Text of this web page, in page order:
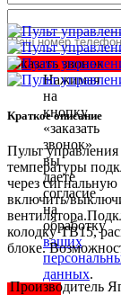
Заказать звонок
Нажимая
на
кнопку
«заказать
звонок»
вы
даете
согласие
на
обработку
ваших
данных.
Краткое описание
Пульт
температуры
через
включить/
колодку TB15,
блоке.
Производитель